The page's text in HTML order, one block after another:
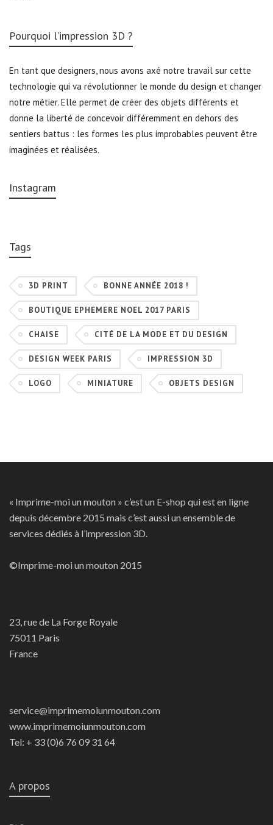
Pourquoi l’impression 3D ?
En tant que designers, nous avons axé notre travail sur cette
technologie qui va révolutionner le monde du design et changer
notre métier. Elle permet de créer des objets différents et
donne la liberté de concevoir différemment en dehors des
sentiers battus : les formes les plus improbables peuvent être
imaginées et réalisées.
Instagram
Tags
3D PRINT BONNE ANNÉE 2018 !
BOUTIQUE EPHEMERE NOEL 2017 PARIS
CHAISE CITÉ DE LA MODE ET DU DESIGN
DESIGN WEEK PARIS IMPRESSION 3D
LOGO MINIATURE OBJETS DESIGN
« Imprime-moi un mouton » c’est un E-shop qui est en ligne
depuis décembre 2015 mais c’est aussi un ensemble de
services dédiés à l’impression 3D.
©Imprime-moi un mouton 2015
23, rue de La Forge Royale
75011 Paris
France
service@imprimemoiunmouton.com
www.imprimemoiunmouton.com
Tel: + 33 (0)6 76 09 31 64
A propos